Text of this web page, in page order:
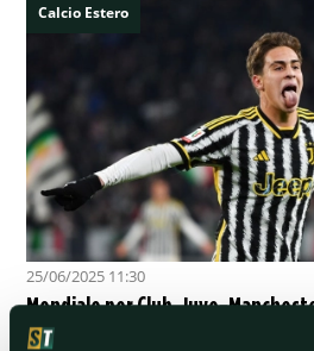
Calcio Estero
25/06/2025 11:30
Mondiale per Club, Juve-
pronostico